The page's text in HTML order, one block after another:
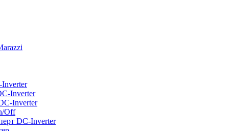
Inverter
Inverter
Off
DC-Inverter